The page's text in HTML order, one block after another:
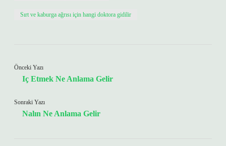
Sırt ve kaburga ağrısı için hangi doktora gidilir
Önceki Yazı
Iç Etmek Ne Anlama Gelir
Sonraki Yazı
Nalın Ne Anlama Gelir